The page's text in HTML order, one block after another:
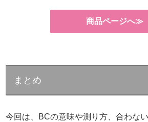
商品ページへ≫
まとめ
今回は、BCの意味や測り方、合わな